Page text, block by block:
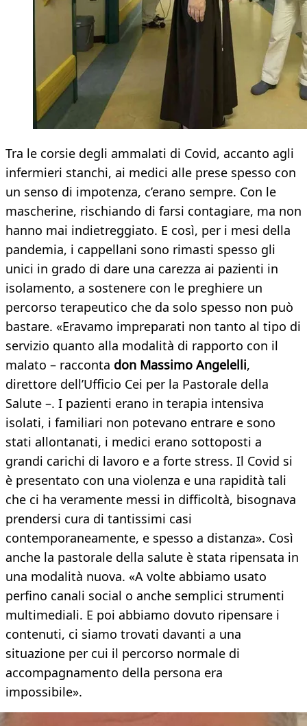
Tra le corsie degli ammalati di Covid, accanto agli
infermieri stanchi, ai medici alle prese spesso con
un senso di impotenza, c’erano sempre. Con le
mascherine, rischiando di farsi contagiare, ma non
hanno mai indietreggiato. E così, per i mesi della
pandemia, i cappellani sono rimasti spesso gli
unici in grado di dare una carezza ai pazienti in
isolamento, a sostenere con le preghiere un
percorso terapeutico che da solo spesso non può
bastare. «Eravamo impreparati non tanto al tipo di
servizio quanto alla modalità di rapporto con il
malato – racconta don Massimo Angelelli,
direttore dell’Ufficio Cei per la Pastorale della
Salute –. I pazienti erano in terapia intensiva
isolati, i familiari non potevano entrare e sono
stati allontanati, i medici erano sottoposti a
grandi carichi di lavoro e a forte stress. Il Covid si
è presentato con una violenza e una rapidità tali
che ci ha veramente messi in difficoltà, bisognava
prendersi cura di tantissimi casi
contemporaneamente, e spesso a distanza». Così
anche la pastorale della salute è stata ripensata in
una modalità nuova. «A volte abbiamo usato
perfino canali social o anche semplici strumenti
multimediali. E poi abbiamo dovuto ripensare i
contenuti, ci siamo trovati davanti a una
situazione per cui il percorso normale di
accompagnamento della persona era
impossibile».